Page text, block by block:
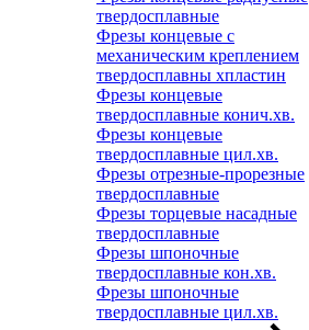
твердосплавные
Фрезы концевые с
механическим креплением
твердосплавны хпластин
Фрезы концевые
твердосплавные конич.хв.
Фрезы концевые
твердосплавные цил.хв.
Фрезы отрезные-прорезные
твердосплавные
Фрезы торцевые насадные
твердосплавные
Фрезы шпоночные
твердосплавные кон.хв.
Фрезы шпоночные
твердосплавные цил.хв.